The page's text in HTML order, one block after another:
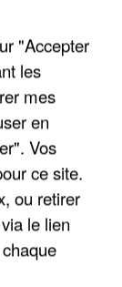
de là.
"Accepter
les
mes
en
Vos
ce site.
ou retirer
le lien